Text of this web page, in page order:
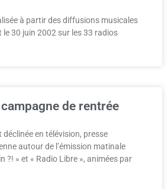
à partir des diffusions musicales
le 30 juin 2002 sur les 33 radios
de rentrée
en télévision, presse
autour de l’émission matinale
?! » et « Radio Libre », animées par